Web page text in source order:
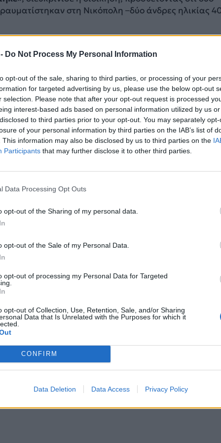
Do Not Process My Personal Information
opt-out of the sale, sharing to third parties, or processing of your
for targeted advertising by us, please use the below opt-out
selection. Please note that after your opt-out request is processed
interest-based ads based on personal information utilized by us
to third parties prior to your opt-out. You may separately
of your personal information by third parties on the IAB’s list of
This information may also be disclosed by us to third parties on the
Participants that may further disclose it to other third parties.
Data Processing Opt Outs
opt-out of the Sharing of my personal data.
opt-out of the Sale of my Personal Data.
opt-out of processing my Personal Data for Targeted
opt-out of Collection, Use, Retention, Sale, and/or Sharing
Data that Is Unrelated with the Purposes for which it
CONFIRM
Data Deletion Data Access Privacy Policy
στη Νικόπολη –δύο άνδρες ηλικίας
πόλη Βόλσκι, στην περιφέρεια Βόλγκογκραντ
μια δεξαμενή πετρελαίου υπέστη ζημιές,
στο Telegram.
στα σύνορα με την Ουκρανία,
με ουκρανικούς πυραύλους, έγραψε σε
κυβερνήτης Αλεξάντρ Μπογκομάζ. Σε
βομβαρδισμούς στο έδαφός της εδώ και
ανακοίνωσε ότι αναχαιτίστηκαν 151 εχθρικά
Βόλγκογκραντ και Ροστόφ να αποτελούν τους
επέβαλε σε περισσότερα από 25 αεροδρόμια
τους.
ΔΙΑΦΗΜΙΣΗ